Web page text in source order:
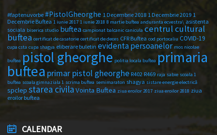
#faptenuvorbe #PistolGheorghe 1 Decembrie 2018 1 Decembrie 2019 1
Decembrie Buftea 1 iunie 2017 1 iunie 2018 8 martie buftea anduranta ecvestra\ asistenta
sociala biserica studio buftea campionat balcanic canicula centrul cultural
buftea certificat de casatorie certificat de deces CFR Buftea cod portocaliu COVID-19
cupa csta cupa shagya eliberare buletin evidenta persoanelor mos nicolae
buftea pistol gheorghe politia locala buftea primaria
buftea primar pistol gheorghe R402 R469 raja sabie scoala 1
buftea scoala gimnaziala 1 scrima buftea semimaraton shagya sistare energie electrică
spclep starea civila Vointa Buftea ziua eroilor 2017 ziua eroilor 2018 ziua
eroilor buftea
CALENDAR